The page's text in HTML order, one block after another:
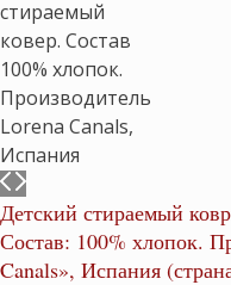
Детский стираемый
Состав: 100% хлопок.
Canals», Испания